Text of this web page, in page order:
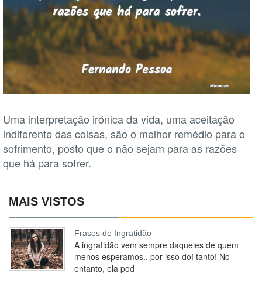
Uma interpretação irónica da vida, uma aceitação
indiferente das coisas, são o melhor remédio para o
sofrimento, posto que o não sejam para as razões
que há para sofrer.
MAIS VISTOS
Frases de Ingratidão
A ingratidão vem sempre daqueles de quem
menos esperamos.. por isso doí tanto! No
entanto, ela pod